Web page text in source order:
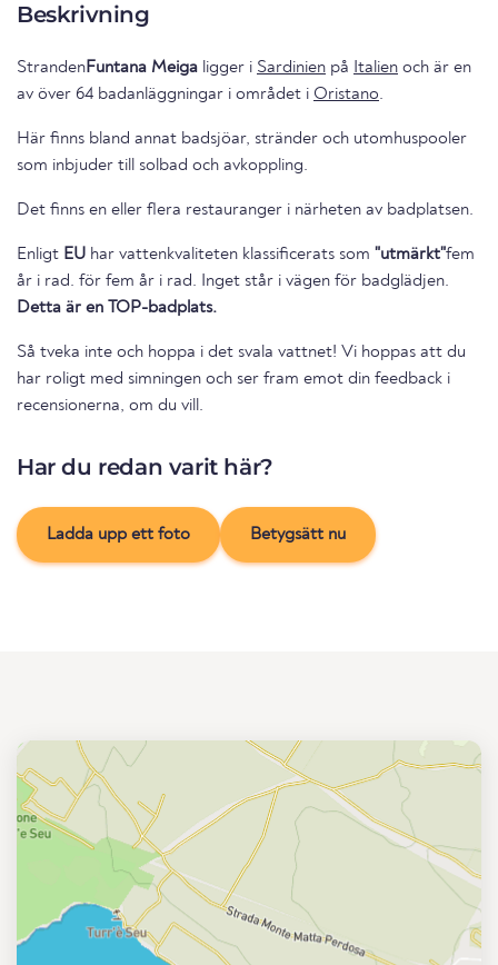
Beskrivning
StrandenFuntana Meiga ligger i Sardinien på Italien och är en
av över 64 badanläggningar i området i Oristano.
Här finns bland annat badsjöar, stränder och utomhuspooler
som inbjuder till solbad och avkoppling.
Det finns en eller flera restauranger i närheten av badplatsen.
Enligt EU har vattenkvaliteten klassificerats som "utmärkt"fem
år i rad. för fem år i rad. Inget står i vägen för badglädjen.
Detta är en TOP-badplats.
Så tveka inte och hoppa i det svala vattnet! Vi hoppas att du
har roligt med simningen och ser fram emot din feedback i
recensionerna, om du vill.
Har du redan varit här?
Ladda upp ett foto Betygsätt nu